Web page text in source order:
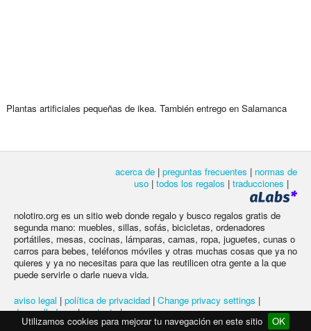
Utilizamos cookies para mejorar tu navegación en este sitio OK
Plantas artificiales pequeñas de ikea. También entrego en Salamanca
acerca de | preguntas frecuentes | normas de
uso | todos los regalos | traducciones |
nolotiro.org es un sitio web donde regalo y busco regalos gratis de
segunda mano: muebles, sillas, sofás, bicicletas, ordenadores
portátiles, mesas, cocinas, lámparas, camas, ropa, juguetes, cunas o
carros para bebes, teléfonos móviles y otras muchas cosas que ya no
quieres y ya no necesitas para que las reutilicen otra gente a la que
puede servirle o darle nueva vida.
aviso legal | política de privacidad | Change privacy settings |
desarrolladores|contacto|